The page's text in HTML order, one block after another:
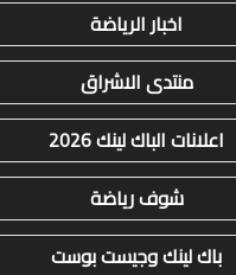
اخبار الرياضة
منتدى الاشراق
اعلانات الباك لينك 2026
شوف رياضة
باك لينك وجيست بوست